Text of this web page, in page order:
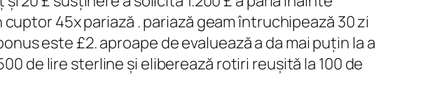
45x pariază . pariază geam întruchipează 30 zi
este £2. aproape de evaluează a da mai puțin la a
de lire sterline și eliberează rotiri reușită la 100 de